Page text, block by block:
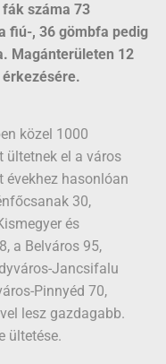
száma 73
fiú-, 36 gömbfa pedig
Magánterületen 12
közel 1000
ültetnek el a város
évekhez hasonlóan
30,
és
a Belváros 95,
Jancsifalu
Pinnyéd 70,
lesz gazdagabb.
ültetése.